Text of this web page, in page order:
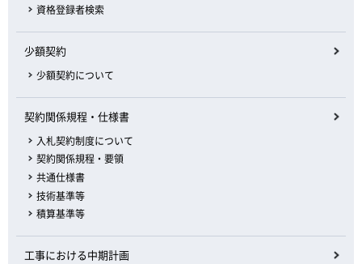
資格登録者検索
少額契約
少額契約について
契約関係規程・仕様書
入札契約制度について
契約関係規程・要領
共通仕様書
技術基準等
積算基準等
工事における中期計画